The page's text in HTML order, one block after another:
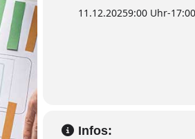
11.12.20259:00 Uhr-
Infos: